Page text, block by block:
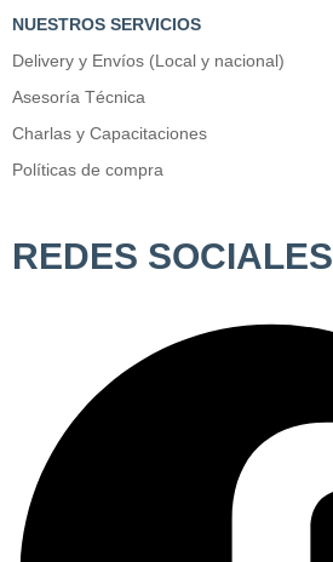
NUESTROS SERVICIOS
Delivery y Envíos (Local y nacional)
Asesoría Técnica
Charlas y Capacitaciones
Políticas de compra
REDES SOCIALES